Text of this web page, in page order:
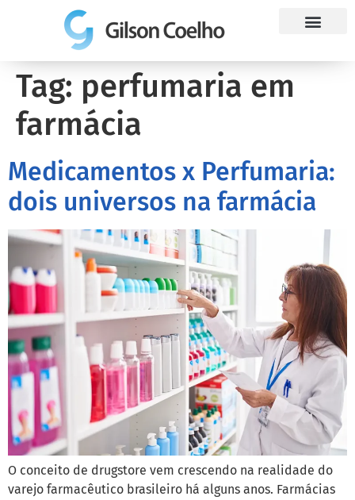
Tag: perfumaria em
farmácia
Medicamentos x Perfumaria:
dois universos na farmácia
O conceito de drugstore vem crescendo na realidade do
varejo farmacêutico brasileiro há alguns anos. Farmácias